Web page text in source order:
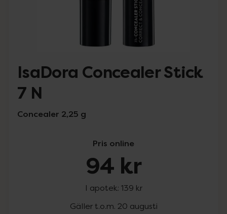
IsaDora Concealer Stick
7 N
Concealer 2,25 g
Pris online
94 kr
I apotek: 139 kr
Gäller t.o.m. 20 augusti